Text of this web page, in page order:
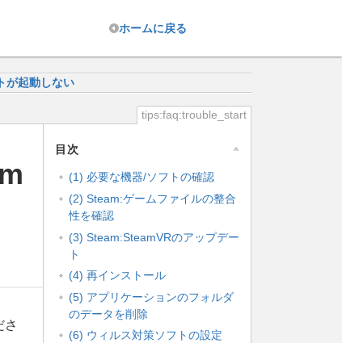
ホームに戻る
が起動しない
tips:faq:trouble_start
目次
(1) 必要な機器/ソフトの確認
(2) Steam:ゲームファイルの整合
性を確認
(3) Steam:SteamVRのアップデー
ト
(4) 再インストール
(5) アプリケーションのフォルダ
のデータを削除
(6) ウィルス対策ソフトの設定
さ